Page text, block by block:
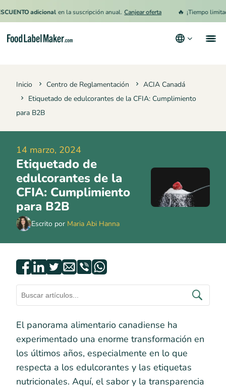
adicional en la suscripción anual. Canjear oferta 🔥 ¡Tiempo limitado!
Inicio Centro de Reglamentación
ACIA Canadá
Etiquetado de edulcorantes de la CFIA: Cumplimiento
para B2B
14 marzo, 2024
Etiquetado de
edulcorantes de la
CFIA: Cumplimiento
para B2B
Escrito por Maria Abi Hanna
El panorama alimentario canadiense ha
experimentado una enorme transformación en
los últimos años, especialmente en lo que
respecta a los edulcorantes y las etiquetas
nutricionales. Aquí, el sabor y la transparencia
Precios
Contrata a un Especialista
Recursos
Términos y condiciones
Política de privacidad